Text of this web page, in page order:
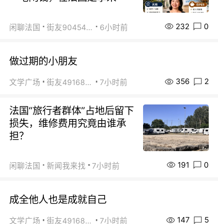
闲聊法国 街友90454511 6小时前 232 0
做过期的小朋友
文学广场 街友49168527 7小时前 356 2
法国“旅行者群体”占地后留下
损失，维修费用究竟由谁承
担？
闲聊法国 新闻我来找 7小时前 191 0
成全他人也是成就自己
文学广场 街友49168527 7小时前 147 5